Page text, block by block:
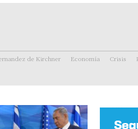
de Kirchner Economía Crisis